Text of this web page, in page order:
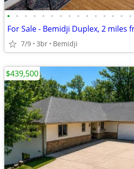
• • • • • • • • • • • • • • •
7/9 3br Bemidji
$439,500